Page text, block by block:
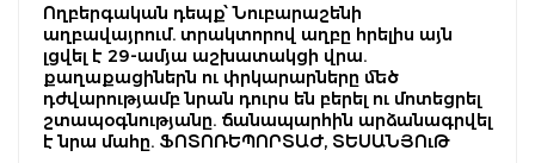
Ողբերգական դեպք՝ Նուբարաշենի
աղբավայրում. տրակտորով աղբը հրելիս այն
լցվել է 29-ամյա աշխատակցի վրա.
քաղաքացիներն ու փրկարարները մեծ
դժվարությամբ նրան դուրս են բերել ու մոտեցրել
շտապօգնությանը. ճանապարհին արձանագրվել
է նրա մահը. ՖՈՏՈՌԵՊՈՐՏԱԺ, ՏԵՍԱՆՅՈւԹ